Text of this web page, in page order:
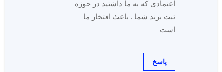
اعتمادی که به ما داشتید در حوزه
ثبت برند شما . باعث افتخار ما
است
پاسخ